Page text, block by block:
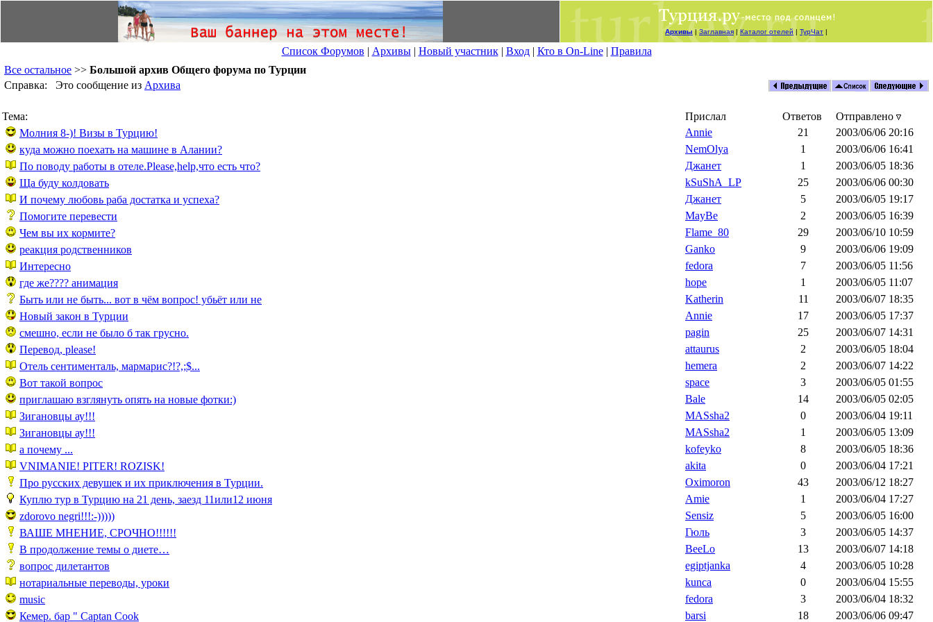
Архивы |Заглавная |Каталог отелей | ТурЧат |
Список Форумов | Архивы| Новый участник| Вход| Кто в On-Line| Правила
Все остальное >> Большой архив Общего форума по Турции
Справка: Это сообщение из Архива
Тема: Прислал Ответов
Отправлено
Молния 8-)! Визы в Турцию!
Annie 21
2003/06/06 20:16
куда можно поехать на машине в Алании?
NemOlya 1
2003/06/06 16:41
По поводу работы в отеле.Please,help,что есть что?
Джанет 1
2003/06/05 18:36
Ща буду колдовать
kSuShA_LP 25
2003/06/06 00:30
И почему любовь раба достатка и успеха?
Джанет 5
2003/06/05 19:17
Помогите перевести
MayBe 2
2003/06/05 16:39
Чем вы их кормите?
Flame_80 29
2003/06/10 10:59
реакция родственников
Ganko 9
2003/06/06 19:09
Интересно
fedora 7
2003/06/05 11:56
где же???? анимация
hope 1
2003/06/05 11:07
Быть или не быть... вот в чём вопрос! убьёт или не
Katherin 11
2003/06/07 18:35
Новый закон в Турции
Annie 17
2003/06/05 17:37
смешно, если не было б так грусно.
pagin 25
2003/06/07 14:31
Перевод, please!
attaurus 2
2003/06/05 18:04
Отель сентименталь, мармарис?!?,;$...
hemera 2
2003/06/07 14:22
Вот такой вопрос
space 3
2003/06/05 01:55
приглашаю взглянуть опять на новые фотки:)
Bale 14
2003/06/05 02:05
Зигановцы ау!!!
MASsha2 0
2003/06/04 19:11
Зигановцы ау!!!
MASsha2 1
2003/06/05 13:09
а почему ...
kofeyko 8
2003/06/05 18:36
VNIMANIE! PITER! ROZISK!
akita 0
2003/06/04 17:21
Про русских девушек и их приключения в Турции.
Oximoron 43
2003/06/12 18:27
Куплю тур в Турцию на 21 день, заезд 11или12 июня
Amie 1
2003/06/04 17:27
zdorovo negri!!!:-)))))
Sensiz 5
2003/06/05 16:00
ВАШЕ МНЕНИЕ, СРОЧНО!!!!!!
Гюль 3
2003/06/05 14:37
В продолжение темы о диете…
BeeLo 13
2003/06/07 14:18
вопрос дилетантов
egiptjanka 4
2003/06/05 10:28
нотариальные переводы, уроки
kunca 0
2003/06/04 15:55
music
fedora 3
2003/06/04 18:32
Кемер. бар " Captan Cook
barsi 18 2003/06/06 09:47